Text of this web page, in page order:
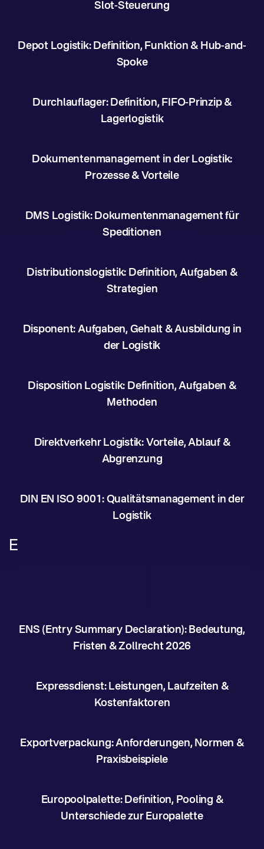
Slot-Steuerung
Depot Logistik: Definition, Funktion & Hub-and-
Spoke
Durchlauflager: Definition, FIFO-Prinzip &
Lagerlogistik
Dokumentenmanagement in der Logistik:
Prozesse & Vorteile
DMS Logistik: Dokumentenmanagement für
Speditionen
Distributionslogistik: Definition, Aufgaben &
Strategien
Disponent: Aufgaben, Gehalt & Ausbildung in
der Logistik
Disposition Logistik: Definition, Aufgaben &
Methoden
Direktverkehr Logistik: Vorteile, Ablauf &
Abgrenzung
DIN EN ISO 9001: Qualitätsmanagement in der
Logistik
E
ENS (Entry Summary Declaration): Bedeutung,
Fristen & Zollrecht 2026
Expressdienst: Leistungen, Laufzeiten &
Kostenfaktoren
Exportverpackung: Anforderungen, Normen &
Praxisbeispiele
Europoolpalette: Definition, Pooling &
Unterschiede zur Europalette